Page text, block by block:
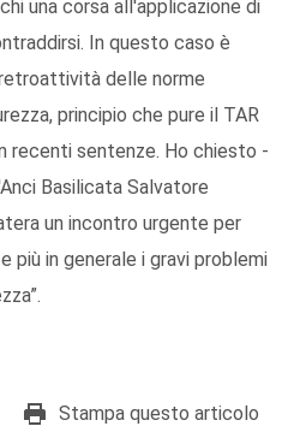
una corsa all'applicazione di
In questo caso è
delle norme
principio che pure il TAR
recenti sentenze. Ho chiesto -
Basilicata Salvatore
un incontro urgente per
più in generale i gravi problemi
Stampa questo articolo